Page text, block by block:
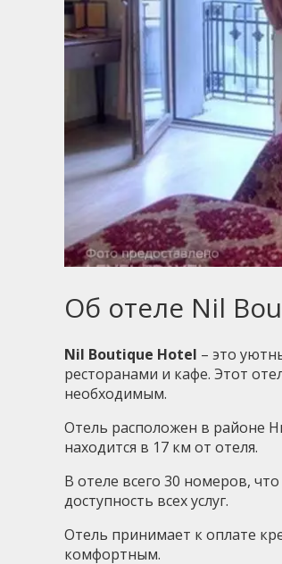
Об отеле Nil
Nil Boutique Hotel – это
ресторанами и кафе. Этот
необходимым.
Отель расположен в районе
находится в 17 км от отеля.
В отеле всего 30 номеров,
доступность всех услуг.
Отель принимает к оплате
комфортным.